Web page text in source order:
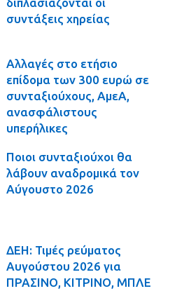
συντάξεις χηρείας
Αλλαγές στο ετήσιο
επίδομα των 300 ευρώ σε
συνταξιούχους, ΑμεΑ,
ανασφάλιστους
υπερήλικες
Ποιοι συνταξιούχοι θα
λάβουν αναδρομικά τον
Αύγουστο 2026
ΔΕΗ: Τιμές ρεύματος
Αυγούστου 2026 για
ΠΡΑΣΙΝΟ, ΚΙΤΡΙΝΟ, ΜΠΛΕ